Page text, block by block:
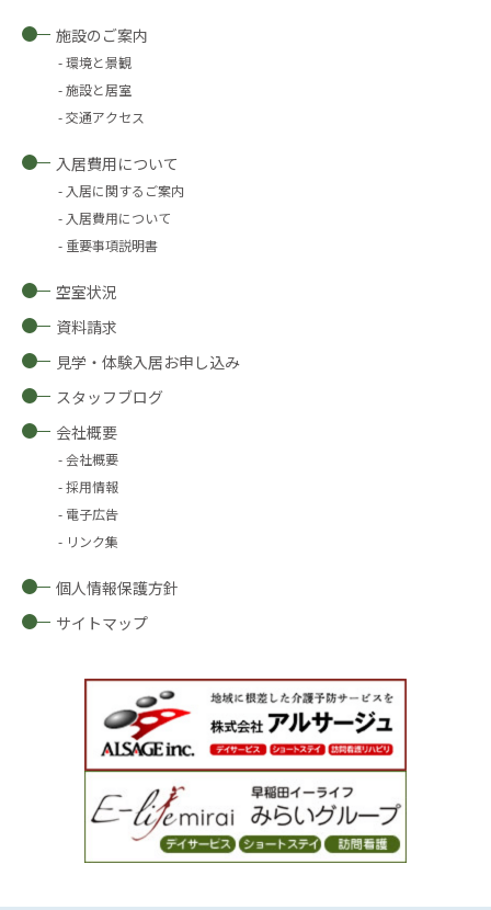
施設のご案内
環境と景観
施設と居室
交通アクセス
入居費用について
入居に関するご案内
入居費用について
重要事項説明書
空室状況
資料請求
見学・体験入居お申し込み
スタッフブログ
会社概要
会社概要
採用情報
電子広告
リンク集
個人情報保護方針
サイトマップ